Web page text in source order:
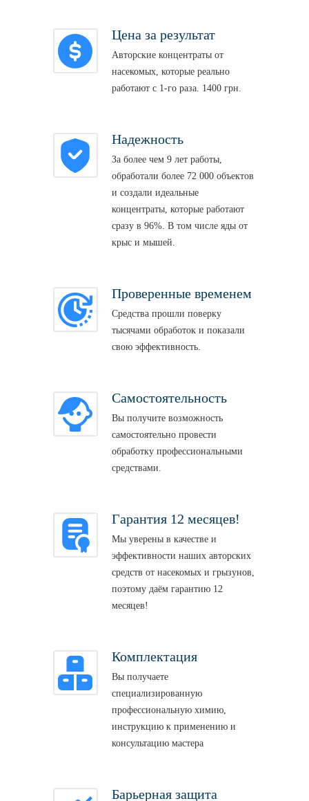
Цена за результат
Авторские концентраты от
насекомых, которые реально
работают с 1-го раза. 1400 грн.
Надежность
За более чем 9 лет работы,
обработали более 72 000 объектов
и создали идеальные
концентраты, которые работают
сразу в 96%. В том числе яды от
крыс и мышей.
Проверенные временем
Средства прошли поверку
тысячами обработок и показали
свою эффективность.
Самостоятельность
Вы получите возможность
самостоятельно провести
обработку профессиональными
средствами.
Гарантия 12 месяцев!
Мы уверены в качестве и
эффективности наших авторских
средств от насекомых и грызунов,
поэтому даём гарантию 12
месяцев!
Комплектация
Вы получаете
специализированную
профессиональную химию,
инструкцию к применению и
консультацию мастера
Барьерная защита